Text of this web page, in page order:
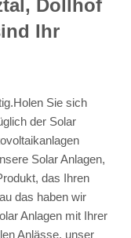
Dollhof
Ihr
Sie sich
der Solar
Solar Anlagen,
das Ihren
das haben wir
Anlagen mit Ihrer
Anlässe, unser